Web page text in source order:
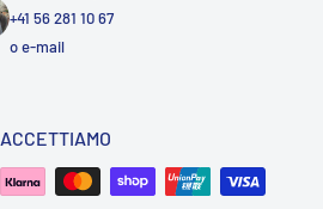
+41 56 281 10 67
oe-mail
ACCETTIAMO